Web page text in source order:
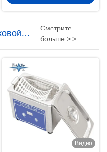
Смотрите
больше > >
Видео